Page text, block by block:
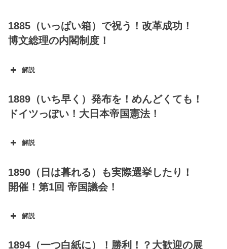
1885（いっぱい箱）で祝う！改革成功！
博文総理の内閣制度！
解説
1889（いち早く）発布を！めんどくても！
ドイツっぽい！大日本帝国憲法！
解説
1890（日は暮れる）も実際選挙したり！
開催！第1回 帝国議会！
解説
1894（一つ白紙に）！勝利！？大歓迎の展